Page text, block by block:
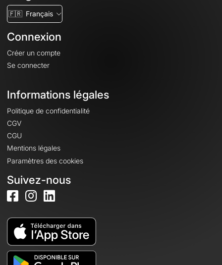
🇫🇷 Français
Connexion
Créer un compte
Se connecter
Informations légales
Politique de confidentialité
CGV
CGU
Mentions légales
Paramètres des cookies
Suivez-nous